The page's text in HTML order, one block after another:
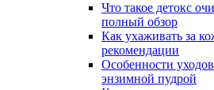
Что такое детокс
полный обзор
Как ухаживать за
рекомендации
Особенности
энзимной пудрой